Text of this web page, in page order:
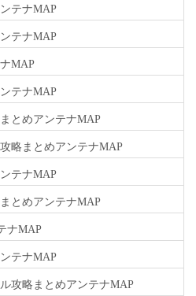
テナMAP
テナMAP
MAP
テナMAP
とめアンテナMAP
略まとめアンテナMAP
テナMAP
とめアンテナMAP
ナMAP
テナMAP
攻略まとめアンテナMAP